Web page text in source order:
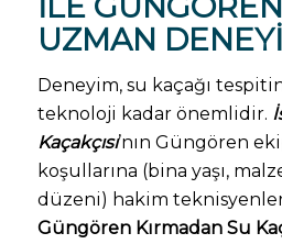
UZMAN
Deneyim, su kaçağı
teknoloji kadar önemlidir.
Kaçakçısı’nın Güngören
koşullarına (bina yaşı,
düzeni) hakim
Güngören Kırmadan Su